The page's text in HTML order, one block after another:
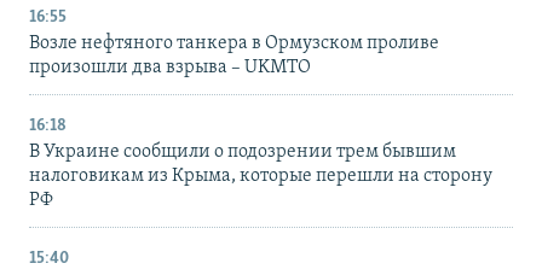
16:55
Возле нефтяного танкера в Ормузском проливе
произошли два взрыва – UKMTO
16:18
В Украине сообщили о подозрении трем бывшим
налоговикам из Крыма, которые перешли на сторону
РФ
15:40